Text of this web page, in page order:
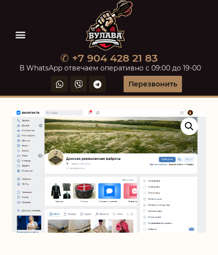
✆ +7 904 428 21 83
В WhatsApp отвечаем оперативно с 09:00 до 19-00
Перезвонить